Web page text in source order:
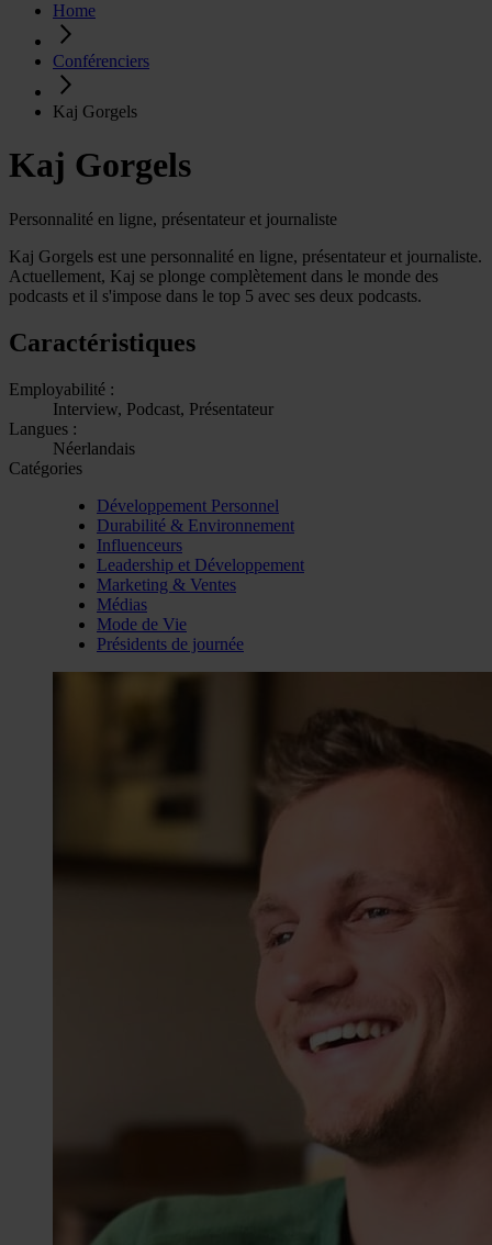
Home
Conférenciers
Kaj Gorgels
Kaj Gorgels
Personnalité en ligne, présentateur et journaliste
Kaj Gorgels est une personnalité en ligne, présentateur et journaliste.
Actuellement, Kaj se plonge complètement dans le monde des
podcasts et il s'impose dans le top 5 avec ses deux podcasts.
Caractéristiques
Employabilité :
Interview, Podcast, Présentateur
Langues :
Néerlandais
Catégories
Développement Personnel
Durabilité & Environnement
Influenceurs
Leadership et Développement
Marketing & Ventes
Médias
Mode de Vie
Présidents de journée